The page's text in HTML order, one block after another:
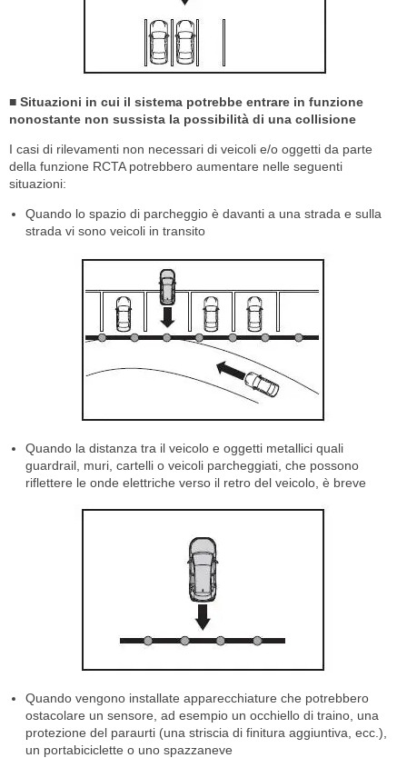
■ Situazioni in cui il sistema potrebbe entrare in funzione
nonostante non sussista la possibilità di una collisione
I casi di rilevamenti non necessari di veicoli e/o oggetti da parte
della funzione RCTA potrebbero aumentare nelle seguenti
situazioni:
Quando lo spazio di parcheggio è davanti a una strada e sulla
strada vi sono veicoli in transito
Quando la distanza tra il veicolo e oggetti metallici quali
guardrail, muri, cartelli o veicoli parcheggiati, che possono
riflettere le onde elettriche verso il retro del veicolo, è breve
Quando vengono installate apparecchiature che potrebbero
ostacolare un sensore, ad esempio un occhiello di traino, una
protezione del paraurti (una striscia di finitura aggiuntiva, ecc.),
un portabiciclette o uno spazzaneve